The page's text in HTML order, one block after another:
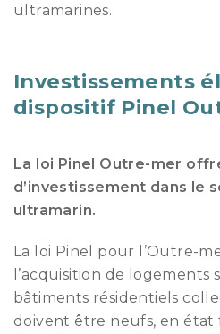
ultramarines.
Investissements
dispositif Pinel
La loi Pinel Outre-mer
d’investissement dans le
ultramarin.
La loi Pinel pour l’Outre-
l’acquisition de logements
bâtiments résidentiels
doivent être neufs, en état